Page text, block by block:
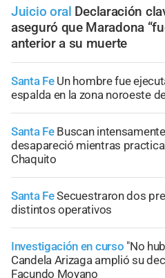
Juicio oral Declaración
aseguró que Maradona
anterior a su muerte
Santa Fe Un hombre fue
espalda en la zona noroeste
Santa Fe Buscan
desapareció mientras
Chaquito
Santa FeSecuestraron dos
distintos operativos
Investigación en curso "No
Candela Arizaga amplió su
Facundo Moyano